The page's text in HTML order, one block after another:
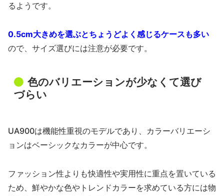
るようです。
0.5cm大きめを選ぶとちょうどよく感じるケースも多い
ので、サイズ選びには注意が必要です。
色のバリエーションが少なくて選び
づらい
UA900は機能性重視のモデルであり、カラーバリエーシ
ョンはベーシックなカラーが中心です。
ファッション性よりも快適性や実用性に重点を置いている
ため、鮮やかな色やトレンドカラーを求めている方には物